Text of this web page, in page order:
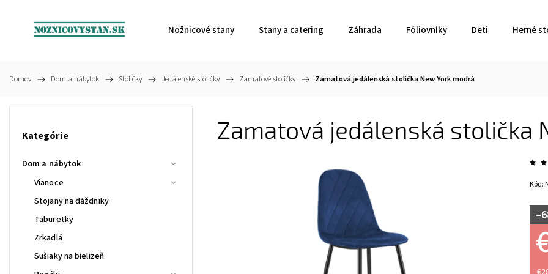
Nožnicové stany Stany a catering Záhrada Fóliovníky Deti Herné
Domov / Dom a nábytok / Stoličky / Jedálenské stoličky / Zamatové stoličky / Zamatová jedálenská stolička New York modrá
Kategórie
Dom a nábytok
Vianoce
Stojany na dáždniky
Taburetky
Zrkadlá
Sušiaky na bielizeň
Zamatová jedálenská stolička
Kód: